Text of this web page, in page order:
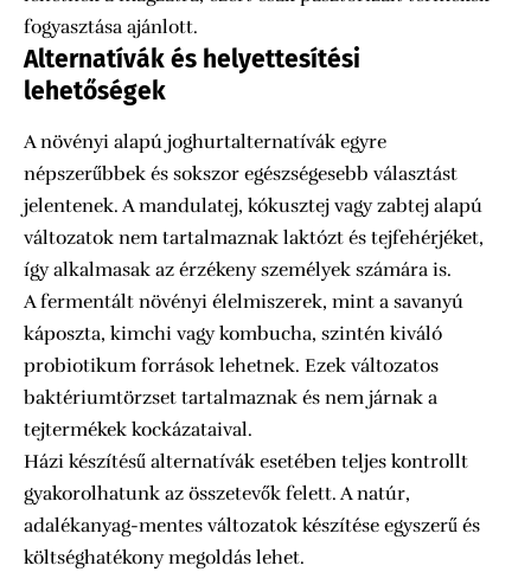
fogyasztása ajánlott.
Alternatívák és helyettesítési
lehetőségek
A növényi alapú joghurtalternatívák egyre
népszerűbbek és sokszor egészségesebb választást
jelentenek. A mandulatej, kókusztej vagy zabtej alapú
változatok nem tartalmaznak laktózt és tejfehérjéket,
így alkalmasak az érzékeny személyek számára is.
A fermentált növényi élelmiszerek, mint a savanyú
káposzta, kimchi vagy kombucha, szintén kiváló
probiotikum források lehetnek. Ezek változatos
baktériumtörzset tartalmaznak és nem járnak a
tejtermékek kockázataival.
Házi készítésű alternatívák esetében teljes kontrollt
gyakorolhatunk az összetevők felett. A natúr,
adalékanyag-mentes változatok készítése egyszerű és
költséghatékony megoldás lehet.